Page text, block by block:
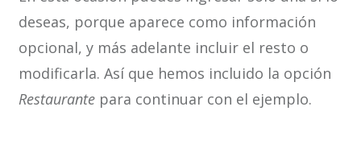
deseas, porque aparece como información
opcional, y más adelante incluir el resto o
modificarla. Así que hemos incluido la opción
Restaurantepara continuar con el ejemplo.